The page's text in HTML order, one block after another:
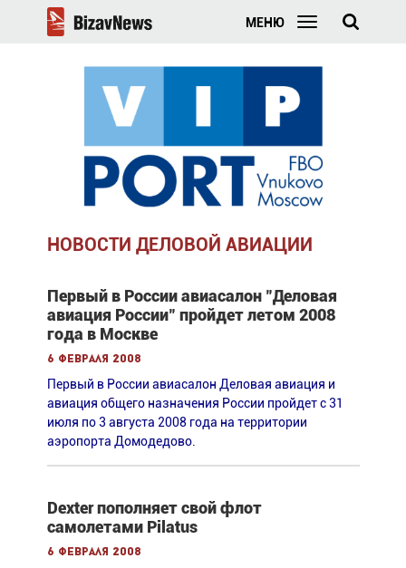
МЕНЮ
НОВОСТИ ДЕЛОВОЙ АВИАЦИИ
Первый в России авиасалон "Деловая
авиация России" пройдет летом 2008
года в Москве
6 февраля 2008
Первый в России авиасалон Деловая авиация и
авиация общего назначения России пройдет с 31
июля по 3 августа 2008 года на территории
аэропорта Домодедово.
Dexter пополняет свой флот
самолетами Pilatus
6 февраля 2008